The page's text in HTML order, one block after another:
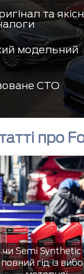
та
модельний
СТО
про
Semi
гід із